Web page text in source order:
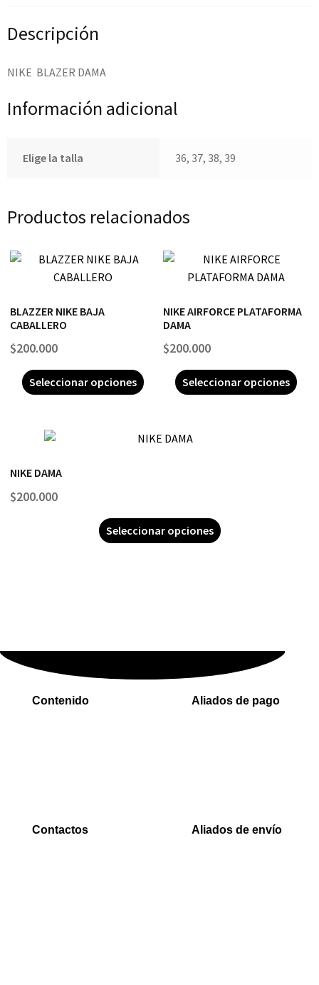
Descripción
NIKE BLAZER DAMA
Información adicional
Elige la talla 36, 37, 38, 39
Productos relacionados
BLAZZER NIKE BAJA
CABALLERO
$200.000
Seleccionar opciones
NIKE AIRFORCE PLATAFORMA
DAMA
$200.000
Seleccionar opciones
NIKE DAMA
$200.000
Seleccionar opciones
Contenido
Aliados de pago
Contactos Aliados de envío